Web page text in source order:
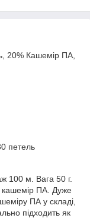
20% Кашемір ПА,
петель
100 м. Вага 50 г.
кашемір ПА. Дуже
ПА у складі,
підходить як